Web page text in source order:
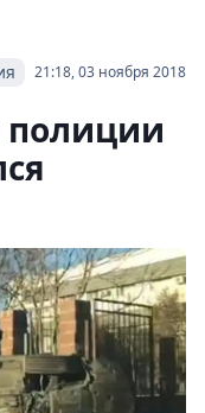
21:18, 03 ноября 2018
полиции